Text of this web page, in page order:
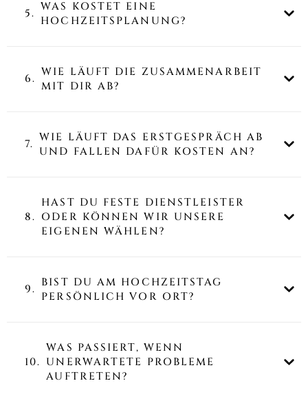
5. WAS KOSTET EINE
HOCHZEITSPLANUNG?
6. WIE LÄUFT DIE ZUSAMMENARBEIT
MIT DIR AB?
7. WIE LÄUFT DAS ERSTGESPRÄCH AB
UND FALLEN DAFÜR KOSTEN AN?
8.
HAST DU FESTE DIENSTLEISTER
ODER KÖNNEN WIR UNSERE
EIGENEN WÄHLEN?
9. BIST DU AM HOCHZEITSTAG
PERSÖNLICH VOR ORT?
10.
WAS PASSIERT, WENN
UNERWARTETE PROBLEME
AUFTRETEN?